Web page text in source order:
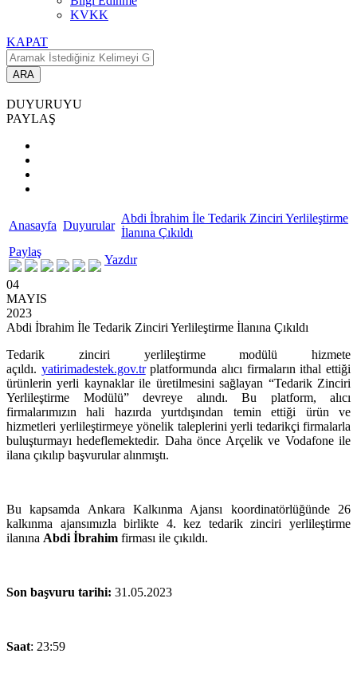
KVKK
KAPAT
ARA
DUYURUYU
PAYLAŞ
Anasayfa Duyurular
Abdi İbrahim İle Tedarik Zinciri Yerlileştirme
İlanına Çıkıldı
Paylaş
Yazdır
04
MAYIS
2023
Abdi İbrahim İle Tedarik Zinciri Yerlileştirme İlanına Çıkıldı
Tedarik zinciri yerlileştirme modülü hizmete
açıldı. yatirimadestek.gov.trplatformunda alıcı firmaların ithal ettiği
ürünlerin yerli kaynaklar ile üretilmesini sağlayan “Tedarik Zinciri
Yerlileştirme Modülü” devreye alındı. Bu platform, alıcı
firmalarımızın hali hazırda yurtdışından temin ettiği ürün ve
hizmetleri yerlileştirmeye yönelik taleplerini yerli tedarikçi firmalarla
buluşturmayı hedeflemektedir. Daha önce Arçelik ve Vodafone ile
ilana çıkılıp başvurular alınmıştı.
Bu kapsamda Ankara Kalkınma Ajansı koordinatörlüğünde 26
kalkınma ajansımızla birlikte 4. kez tedarik zinciri yerlileştirme
ilanına Abdi İbrahim firması ile çıkıldı.
Son başvuru tarihi: 31.05.2023
Saat: 23:59